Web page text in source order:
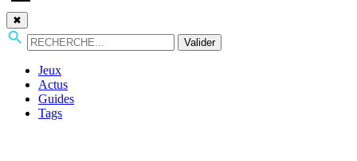
✖
Valider
Jeux
Actus
Guides
Tags